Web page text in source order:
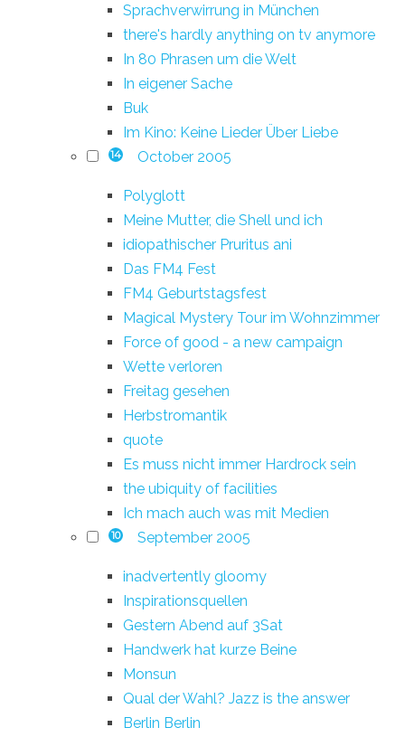
Sprachverwirrung in München
there's hardly anything on tv anymore
In 80 Phrasen um die Welt
In eigener Sache
Buk
Im Kino: Keine Lieder Über Liebe
14 October 2005
Polyglott
Meine Mutter, die Shell und ich
idiopathischer Pruritus ani
Das FM4 Fest
FM4 Geburtstagsfest
Magical Mystery Tour im Wohnzimmer
Force of good - a new campaign
Wette verloren
Freitag gesehen
Herbstromantik
quote
Es muss nicht immer Hardrock sein
the ubiquity of facilities
Ich mach auch was mit Medien
10 September 2005
inadvertently gloomy
Inspirationsquellen
Gestern Abend auf 3Sat
Handwerk hat kurze Beine
Monsun
Qual der Wahl? Jazz is the answer
Berlin Berlin